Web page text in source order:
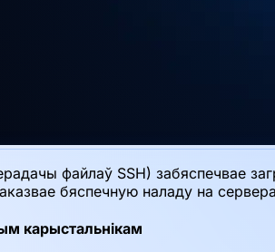
файлаў SSH) забяспечвае
бяспечную наладу на
карыстальнікам